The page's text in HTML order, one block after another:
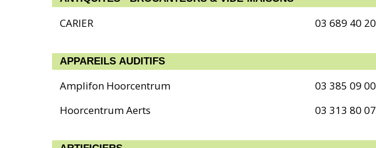
CARIER 03 689 40 20
APPAREILS AUDITIFS
Amplifon Hoorcentrum
03 385 09 00
Hoorcentrum Aerts
03 313 80 07